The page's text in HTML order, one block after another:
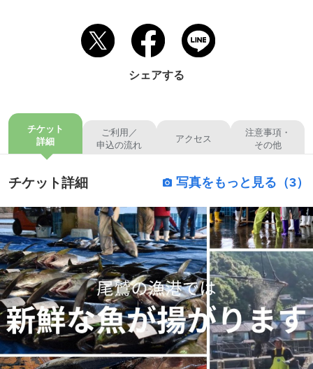
シェアする
チケット
詳細
ご利用／
申込の流れ
アクセス
注意事項・
その他
チケット詳細 写真をもっと見る（3）